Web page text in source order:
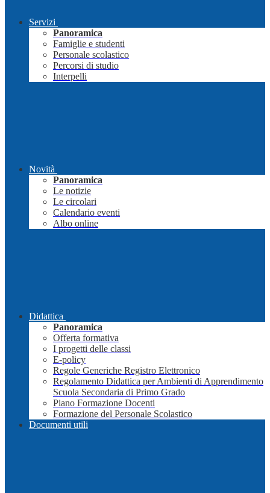
Servizi
Panoramica
Famiglie e studenti
Personale scolastico
Percorsi di studio
Interpelli
Novità
Panoramica
Le notizie
Le circolari
Calendario eventi
Albo online
Didattica
Panoramica
Offerta formativa
I progetti delle classi
E-policy
Regole Generiche Registro Elettronico
Regolamento Didattica per Ambienti di Apprendimento
Scuola Secondaria di Primo Grado
Piano Formazione Docenti
Formazione del Personale Scolastico
Documenti utili